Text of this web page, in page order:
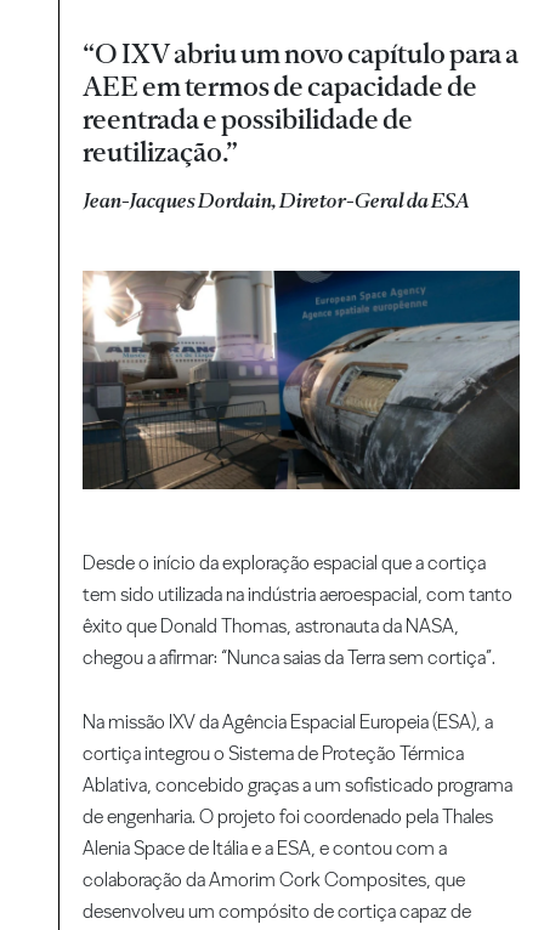
“O IXV abriu um novo capítulo para a
AEE em termos de capacidade de
reentrada e possibilidade de
reutilização.”
Jean-Jacques Dordain, Diretor-Geral da ESA
Desde o início da exploração espacial que a cortiça
tem sido utilizada na indústria aeroespacial, com tanto
êxito que Donald Thomas, astronauta da NASA,
chegou a afirmar: “Nunca saias da Terra sem cortiça”.
Na missão IXV da Agência Espacial Europeia (ESA), a
cortiça integrou o Sistema de Proteção Térmica
Ablativa, concebido graças a um sofisticado programa
de engenharia. O projeto foi coordenado pela Thales
Alenia Space de Itália e a ESA, e contou com a
colaboração da Amorim Cork Composites, que
desenvolveu um compósito de cortiça capaz de